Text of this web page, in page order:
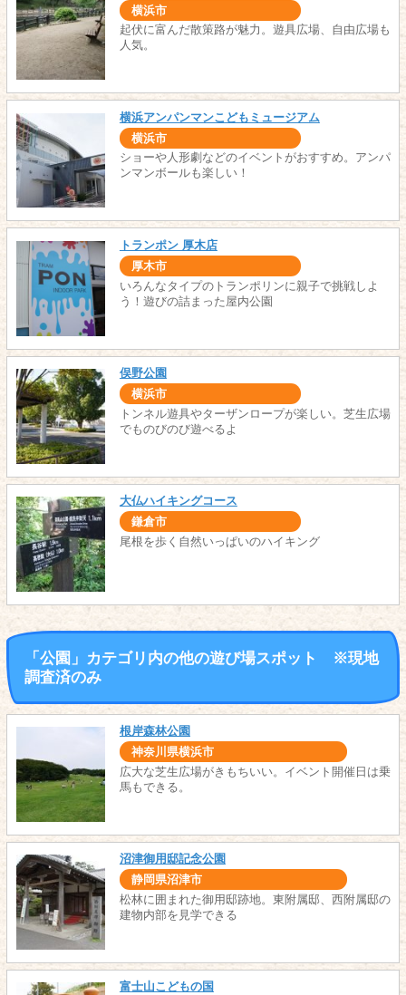
横浜市
起伏に富んだ散策路が魅力。遊具広場、自由広場も
人気。
横浜アンパンマンこどもミュージアム
横浜市
ショーや人形劇などのイベントがおすすめ。アンパ
ンマンボールも楽しい！
トランポン 厚木店
厚木市
いろんなタイプのトランポリンに親子で挑戦しよ
う！遊びの詰まった屋内公園
俣野公園
横浜市
トンネル遊具やターザンロープが楽しい。芝生広場
でものびのび遊べるよ
大仏ハイキングコース
鎌倉市
尾根を歩く自然いっぱいのハイキング
「公園」カテゴリ内の他の遊び場スポット ※現地
調査済のみ
根岸森林公園
神奈川県横浜市
広大な芝生広場がきもちいい。イベント開催日は乗
馬もできる。
沼津御用邸記念公園
静岡県沼津市
松林に囲まれた御用邸跡地。東附属邸、西附属邸の
建物内部を見学できる
富士山こどもの国